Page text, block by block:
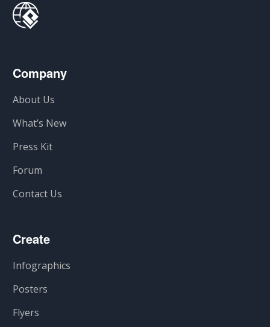
Company
About Us
What’s New
Press Kit
Forum
Contact Us
Create
Infographics
Posters
Flyers